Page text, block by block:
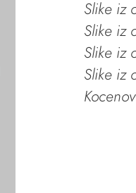
Slike iz
Slike iz
Slike iz
Slike iz